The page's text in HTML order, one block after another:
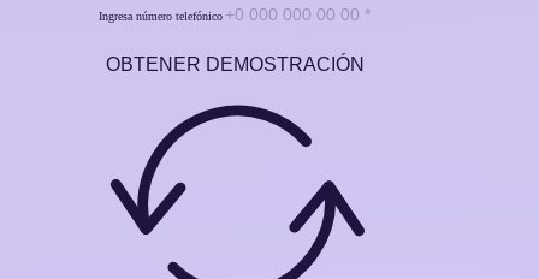
Ingresa número telefónico
OBTENER DEMOSTRACIÓN